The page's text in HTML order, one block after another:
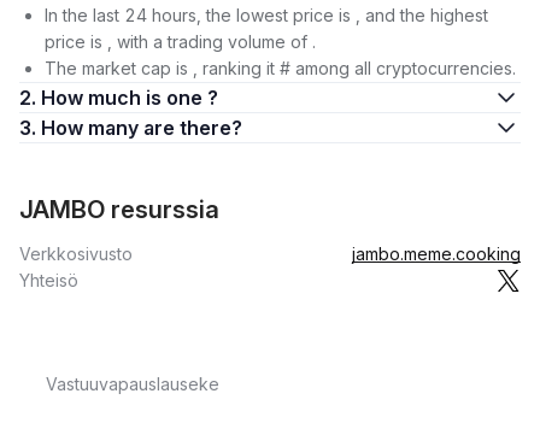
In the last 24 hours, the lowest price is , and the highest
price is , with a trading volume of .
The market cap is , ranking it # among all cryptocurrencies.
2. How much is one ?
3. How many are there?
JAMBO resurssia
Verkkosivusto
jambo.meme.cooking
Yhteisö
Vastuuvapauslauseke